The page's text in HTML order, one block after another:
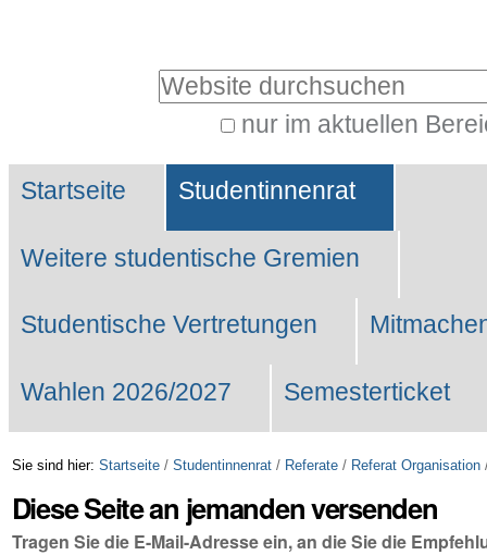
Website durchsuchen
nur im aktuellen
Suche…
Sektionen
Startseite Studentinnenrat
Weitere studentische Gremien
Studentische Vertretungen
Wahlen 2026/2027 Semesterticket
Sie sind hier: Startseite / Studentinnenrat / Referate / Referat Organisation
Diese Seite an jemanden versenden
Tragen Sie die E-Mail-Adresse ein, an die Sie die